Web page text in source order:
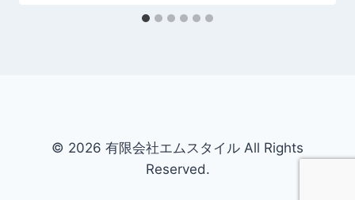
© 2026 有限会社エムスタイル All Rights
Reserved.